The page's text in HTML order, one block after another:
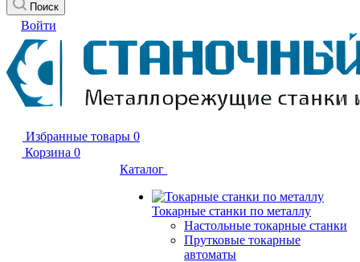
Поиск
Войти
Избранные товары 0
Корзина 0
Каталог
Токарные станки по металлу
Настольные токарные станки
Прутковые токарные
автоматы